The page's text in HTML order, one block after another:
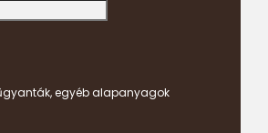
egyéb alapanyagok